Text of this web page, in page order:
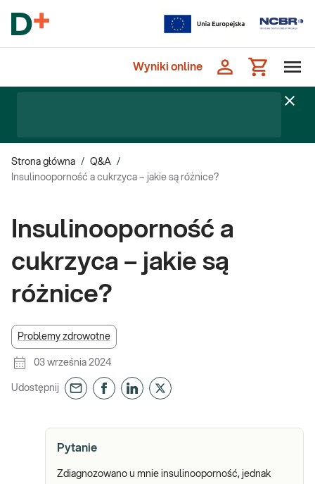
Wyniki online
Strona główna / Q&A /
Insulinooporność a cukrzyca – jakie są różnice?
Insulinooporność a
cukrzyca – jakie są
różnice?
Problemy zdrowotne
03 września 2024
Udostępnij
Pytanie
Zdiagnozowano u mnie insulinooporność, jednak